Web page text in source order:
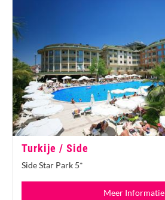
Turkije / Side
Side Star Park 5*
Meer Informatie